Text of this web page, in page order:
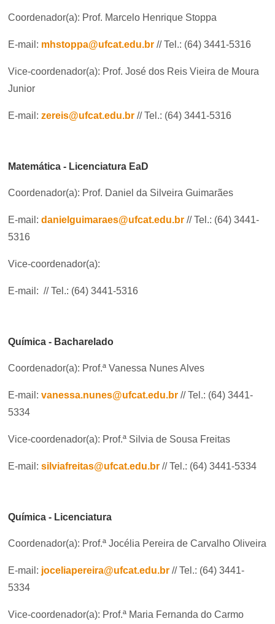
Coordenador(a): Prof. Marcelo Henrique Stoppa
E-mail: mhstoppa@ufcat.edu.br // Tel.: (64) 3441-5316
Vice-coordenador(a): Prof. José dos Reis Vieira de Moura
Junior
E-mail: zereis@ufcat.edu.br // Tel.: (64) 3441-5316
Matemática - Licenciatura EaD
Coordenador(a): Prof. Daniel da Silveira Guimarães
E-mail: danielguimaraes@ufcat.edu.br // Tel.: (64) 3441-
5316
Vice-coordenador(a):
E-mail: // Tel.: (64) 3441-5316
Química - Bacharelado
Coordenador(a): Prof.ª Vanessa Nunes Alves
E-mail: vanessa.nunes@ufcat.edu.br // Tel.: (64) 3441-
5334
Vice-coordenador(a): Prof.ª Silvia de Sousa Freitas
E-mail: silviafreitas@ufcat.edu.br // Tel.: (64) 3441-5334
Química - Licenciatura
Coordenador(a): Prof.ª Jocélia Pereira de Carvalho Oliveira
E-mail: joceliapereira@ufcat.edu.br // Tel.: (64) 3441-
5334
Vice-coordenador(a): Prof.ª Maria Fernanda do Carmo